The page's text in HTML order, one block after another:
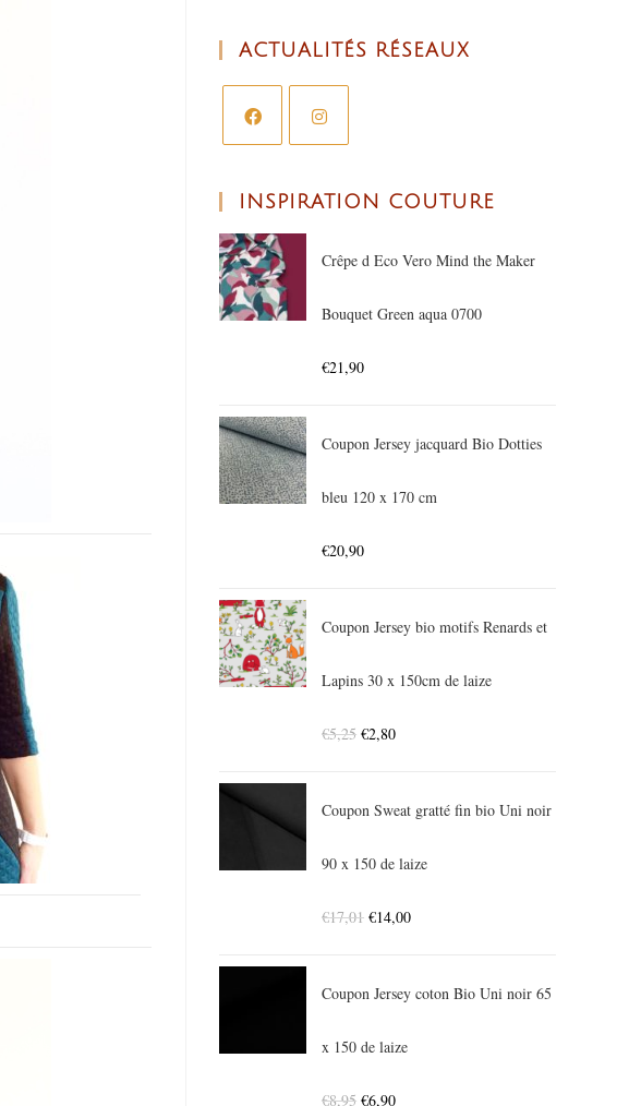
ACTUALITÉS RÉSEAUX
INSPIRATION COUTURE
Crêpe d Eco Vero Mind the Maker
Bouquet Green aqua 0700
€21,90
Coupon Jersey jacquard Bio Dotties
bleu 120 x 170 cm
€20,90
Coupon Jersey bio motifs Renards et
Lapins 30 x 150cm de laize
€5,25 €2,80
Coupon Sweat gratté fin bio Uni noir
90 x 150 de laize
€17,01 €14,00
Coupon Jersey coton Bio Uni noir 65
x 150 de laize
€8,95 €6,90